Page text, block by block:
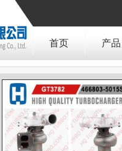
首页 产品